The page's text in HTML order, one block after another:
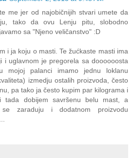
me jer od najobičnijih stvari umete da
tako da ovu Lenju pitu, slobodno
sa "Njeno veličanstvo" :D
i ja koju o masti. Te žućkaste masti ima
i uglavnom je pregorela sa doooooosta
mojoj palanci imamo jednu loklanu
izmedju ostalih proizvoda, često
pa tako ja često kupim par kilograma i
tada dobijem savršenu belu mast, a
zaraduju i dodatnom proizvodu